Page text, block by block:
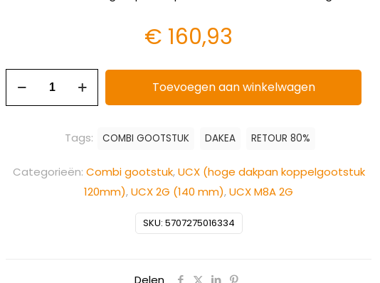
€ 160,93
Toevoegen aan winkelwagen
SKU: 5707275016334
Categorieën: Combi gootstuk,UCX (hoge dakpan koppelgootstuk
120mm),UCX 2G (140 mm),UCX M8A 2G
Tags: COMBI GOOTSTUK DAKEA RETOUR 80%
Delen